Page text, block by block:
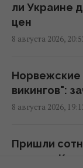
Некоторые
пенсию
Основное
08:52 воскресенье,
ли Украине
цен
8 августа 2026,
Норвежские
викингов":
8 августа 2026,
Пришли
птицы: в